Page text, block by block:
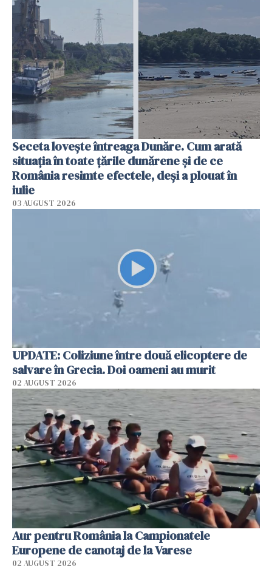
Seceta lovește întreaga Dunăre. Cum arată
situația în toate țările dunărene și de ce
România resimte efectele, deși a plouat în
iulie
03 AUGUST 2026
UPDATE: Coliziune între două elicoptere de
salvare în Grecia. Doi oameni au murit
02 AUGUST 2026
Aur pentru România la Campionatele
Europene de canotaj de la Varese
02 AUGUST 2026